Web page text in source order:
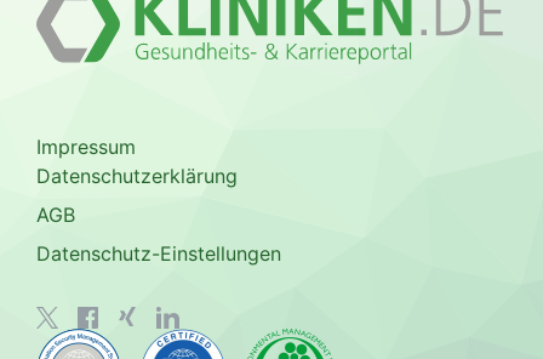
Impressum
Datenschutzerklärung
AGB
Datenschutz-Einstellungen